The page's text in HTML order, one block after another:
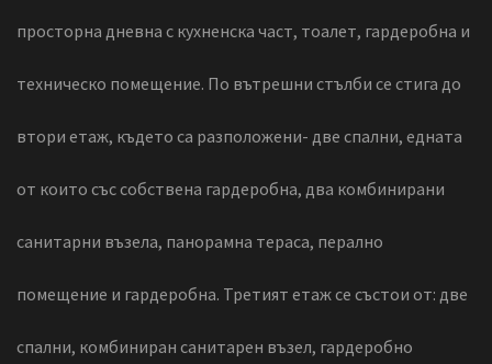
просторна дневна с кухненска част, тоалет, гардеробна и
техническо помещение. По вътрешни стълби се стига до
втори етаж, където са разположени- две спални, едната
от които със собствена гардеробна, два комбинирани
санитарни възела, панорамна тераса, перално
помещение и гардеробна. Третият етаж се състои от: две
спални, комбиниран санитарен възел, гардеробно